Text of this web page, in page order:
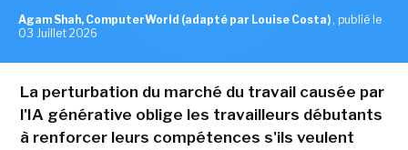
Agam Shah, ComputerWorld (adapté par Louise Costa) , publié le
03 Juillet 2026
La perturbation du marché du travail causée par
l'IA générative oblige les travailleurs débutants
à renforcer leurs compétences s'ils veulent